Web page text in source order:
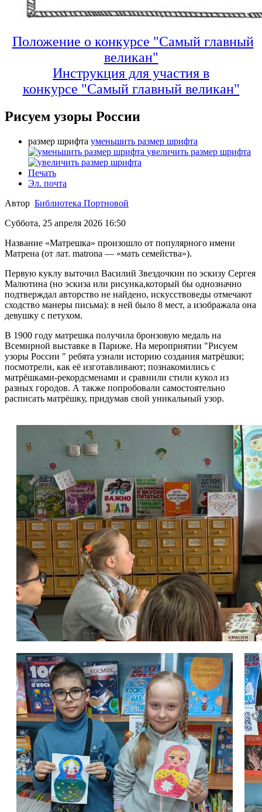
Положение о конкурсе "Самый главный
великан"
Инструкция для участия в
конкурсе "Самый главный великан"
Рисуем узоры России
размер шрифта уменьшить размер шрифта
увеличить размер шрифта
Печать
Эл. почта
Автор Библиотека Портновой
Суббота, 25 апреля 2026 16:50
Название «Матрешка» произошло от популярного имени
Матрена (от лат. matrona — «мать семейства»).
Первую куклу выточил Василий Звездочкин по эскизу Сергея
Малютина (но эскиза или рисунка,который бы однозначно
подтверждал авторство не найдено, искусствоведы отмечают
сходство манеры письма): в ней было 8 мест, а изображала она
девушку с петухом.
В 1900 году матрешка получила бронзовую медаль на
Всемирной выставке в Париже. На мероприятии "Рисуем
узоры России " ребята узнали историю создания матрёшки;
посмотрели, как её изготавливают; познакомились с
матрёшками-рекордсменами и сравнили стили кукол из
разных городов. А также попробовали самостоятельно
расписать матрёшку, придумав свой уникальный узор.